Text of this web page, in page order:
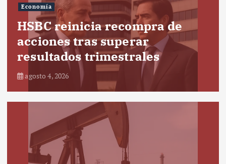
Economía
HSBC reinicia recompra de
acciones tras superar
resultados trimestrales
agosto 4, 2026